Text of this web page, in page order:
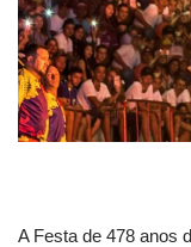
A Festa de 478 anos